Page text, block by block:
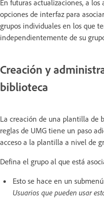
En futuras actualizaciones, a
opciones de interfaz para
grupos individuales en los que
independientemente de su
Creación y
biblioteca
La creación de una plantilla de
reglas de UMG tiene un paso
acceso a la plantilla a nivel de
Defina el grupo al que está
Esto se hace en un
Usuarios que pueden usar